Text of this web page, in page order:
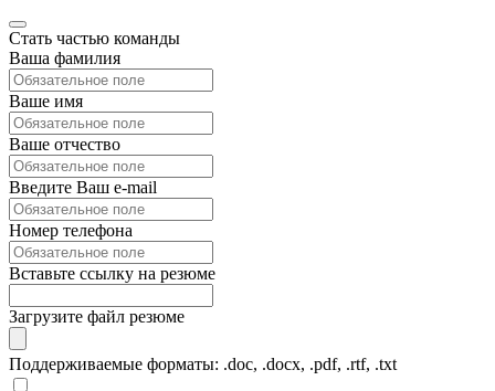
Стать частью команды
Ваша фамилия
Ваше имя
Ваше отчество
Введите Ваш e-mail
Номер телефона
Вставьте ссылку на резюме
Загрузите файл резюме
Поддерживаемые форматы: .doc, .docx, .pdf, .rtf, .txt